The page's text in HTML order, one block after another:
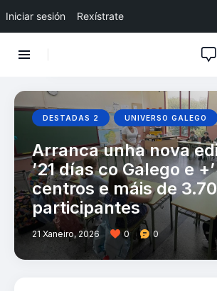
Iniciar sesión Rexístrate
DESTADAS 2 UNIVERSO GALEGO
Arranca unha nova
’21 días co Galego e
centros e máis de
participantes
21 Xaneiro, 2026 0 0